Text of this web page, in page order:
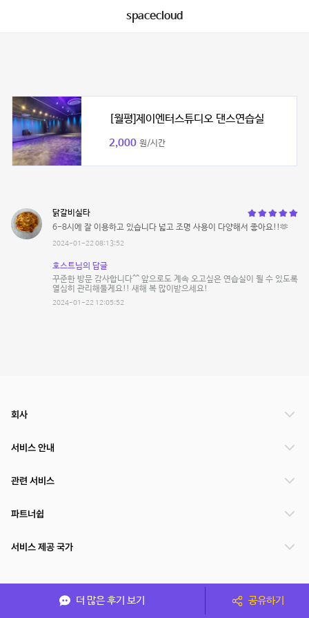
spacecloud
[월평]제이엔터스튜디오 댄스연습실
2,000 원/시간
닭갈비실타
6-8시에 잘 이용하고 있습니다 넓고 조명 사용이 다양해서 좋아요!!🫶
2024-01-22 08:13:52
호스트님의 답글
꾸준한 방문 감사합니다^^ 앞으로도 계속 오고싶은 연습실이 될 수 있도록
열심히 관리해둘게요!! 새해 복 많이받으세요!
2024-01-22 12:05:52
더 많은 후기 보기 공유하기
회사
서비스 안내
관련 서비스
파트너쉽
서비스 제공 국가
(주)NSPACE 사업자정보